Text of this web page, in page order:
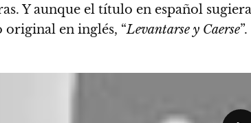
. Y aunque el título en español
original en inglés, “Levantarse y Caerse”.